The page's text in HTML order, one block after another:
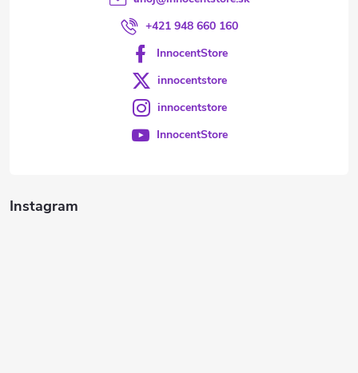
Instagram
+421 948 660 160
InnocentStore
innocentstore
innocentstore
InnocentStore